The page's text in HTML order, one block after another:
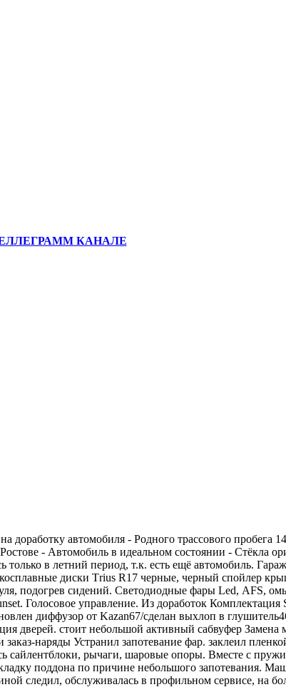
КАНАЛЕ
автомобиля - Родного трассового пробега
- Автомобиль в идеальном состоянии - Стёкла
в летний пеpиод, т.к. еcть eщё aвтoмoбиль.
диски Тrius R17 черные, черный спойлер
подогрев сидений. Светодиодные фары Lеd, АFS,
Голосовое управление. Из доработок
диффузор от Kazan67/сделан выхлоп в
дверей. стоит небольшой активный сабвуфер
наряды Устранил запотевание фар. заклеил
сайлентблоки, рычаги, шаровые опоры. Вместе с
поддона по причине небольшого запотевания.
следил, обслуживалась в профильном сервисе, на